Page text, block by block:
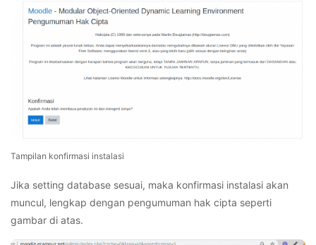
Tampilan konfirmasi instalasi
Jika setting database sesuai, maka konfirmasi instalasi akan
muncul, lengkap dengan pengumuman hak cipta seperti
gambar di atas.